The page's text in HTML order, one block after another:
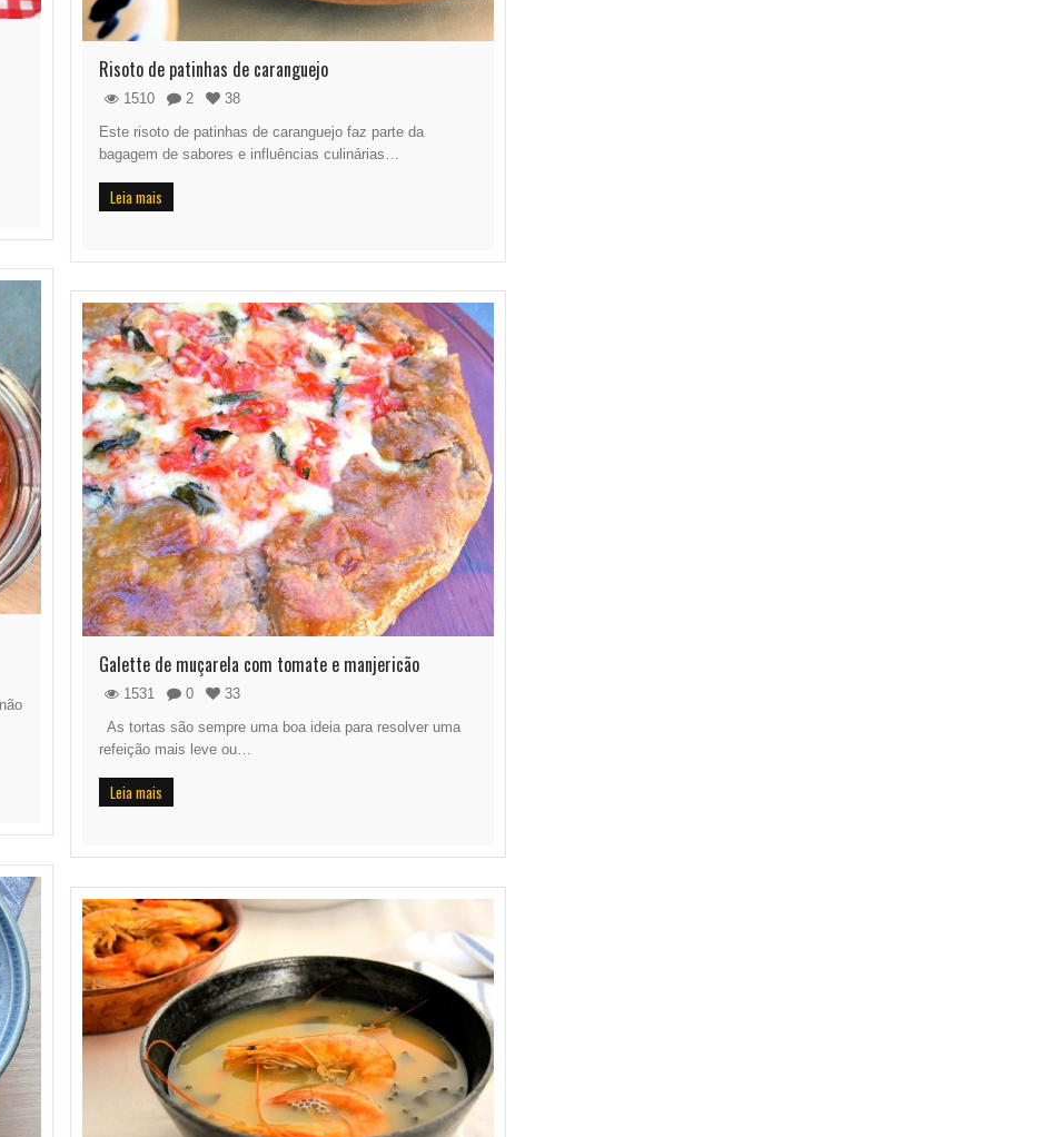
Risoto de patinhas de caranguejo
1510 2
38
Este risoto de patinhas de caranguejo faz parte da
bagagem de sabores e influências culinárias…
Leia mais
Galette de muçarela com tomate e manjericão
1531 0
33
As tortas são sempre uma boa ideia para resolver uma
refeição mais leve ou…
Leia mais